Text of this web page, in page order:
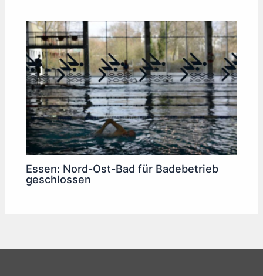
Essen: Nord-Ost-Bad für Badebetrieb
geschlossen